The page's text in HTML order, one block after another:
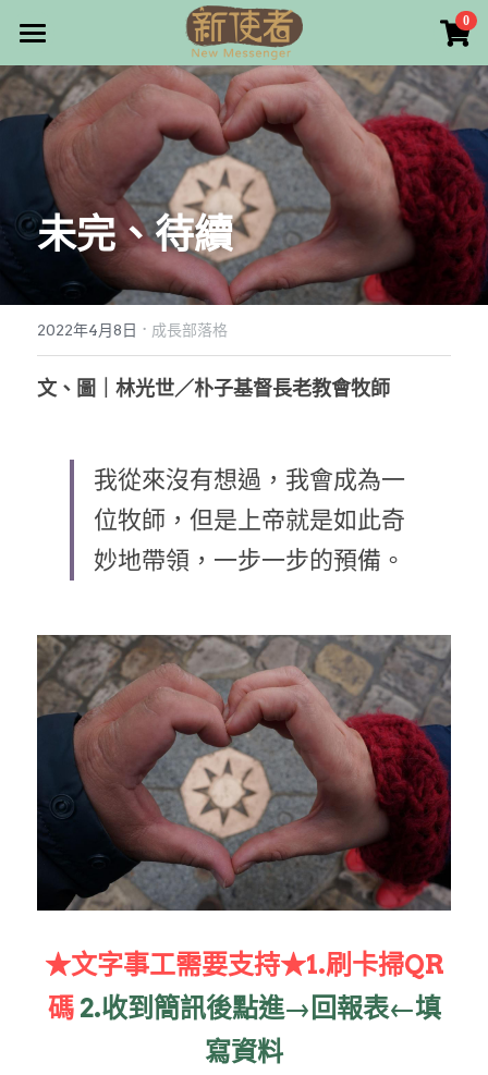
0
最新消息
關於我們
雜誌目錄
雜誌專欄
最新文章
編者的話
本期主題
台灣教會人物檔案
乘著夢想去旅行
成長部落格
解惑之窗
母語葡萄園
神學淺說
信仰生活
好書櫥窗
家書
畫話人生
寫寫畫畫
漫畫
訂購/奉獻/廣告刊登
好站連結
搜索
未完、待續
2022年4月8日 · 成長部落格
文、圖｜林光世／朴子基督長老教會牧師
我從來沒有想過，我會成為一
位牧師，但是上帝就是如此奇
妙地帶領，一步一步的預備。
★文字事工需要支持★1.刷卡掃QR
碼 2.收到簡訊後點進→回報表←填
寫資料
×
商品分類
所有商品分類